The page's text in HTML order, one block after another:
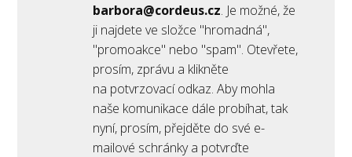
barbora@cordeus.cz. Je možné, že
ji najdete ve složce "hromadná",
"promoakce" nebo "spam". Otevřete,
prosím, zprávu a klikněte
na potvrzovací odkaz. Aby mohla
naše komunikace dále probíhat, tak
nyní, prosím, přejděte do své e-
mailové schránky a potvrďte